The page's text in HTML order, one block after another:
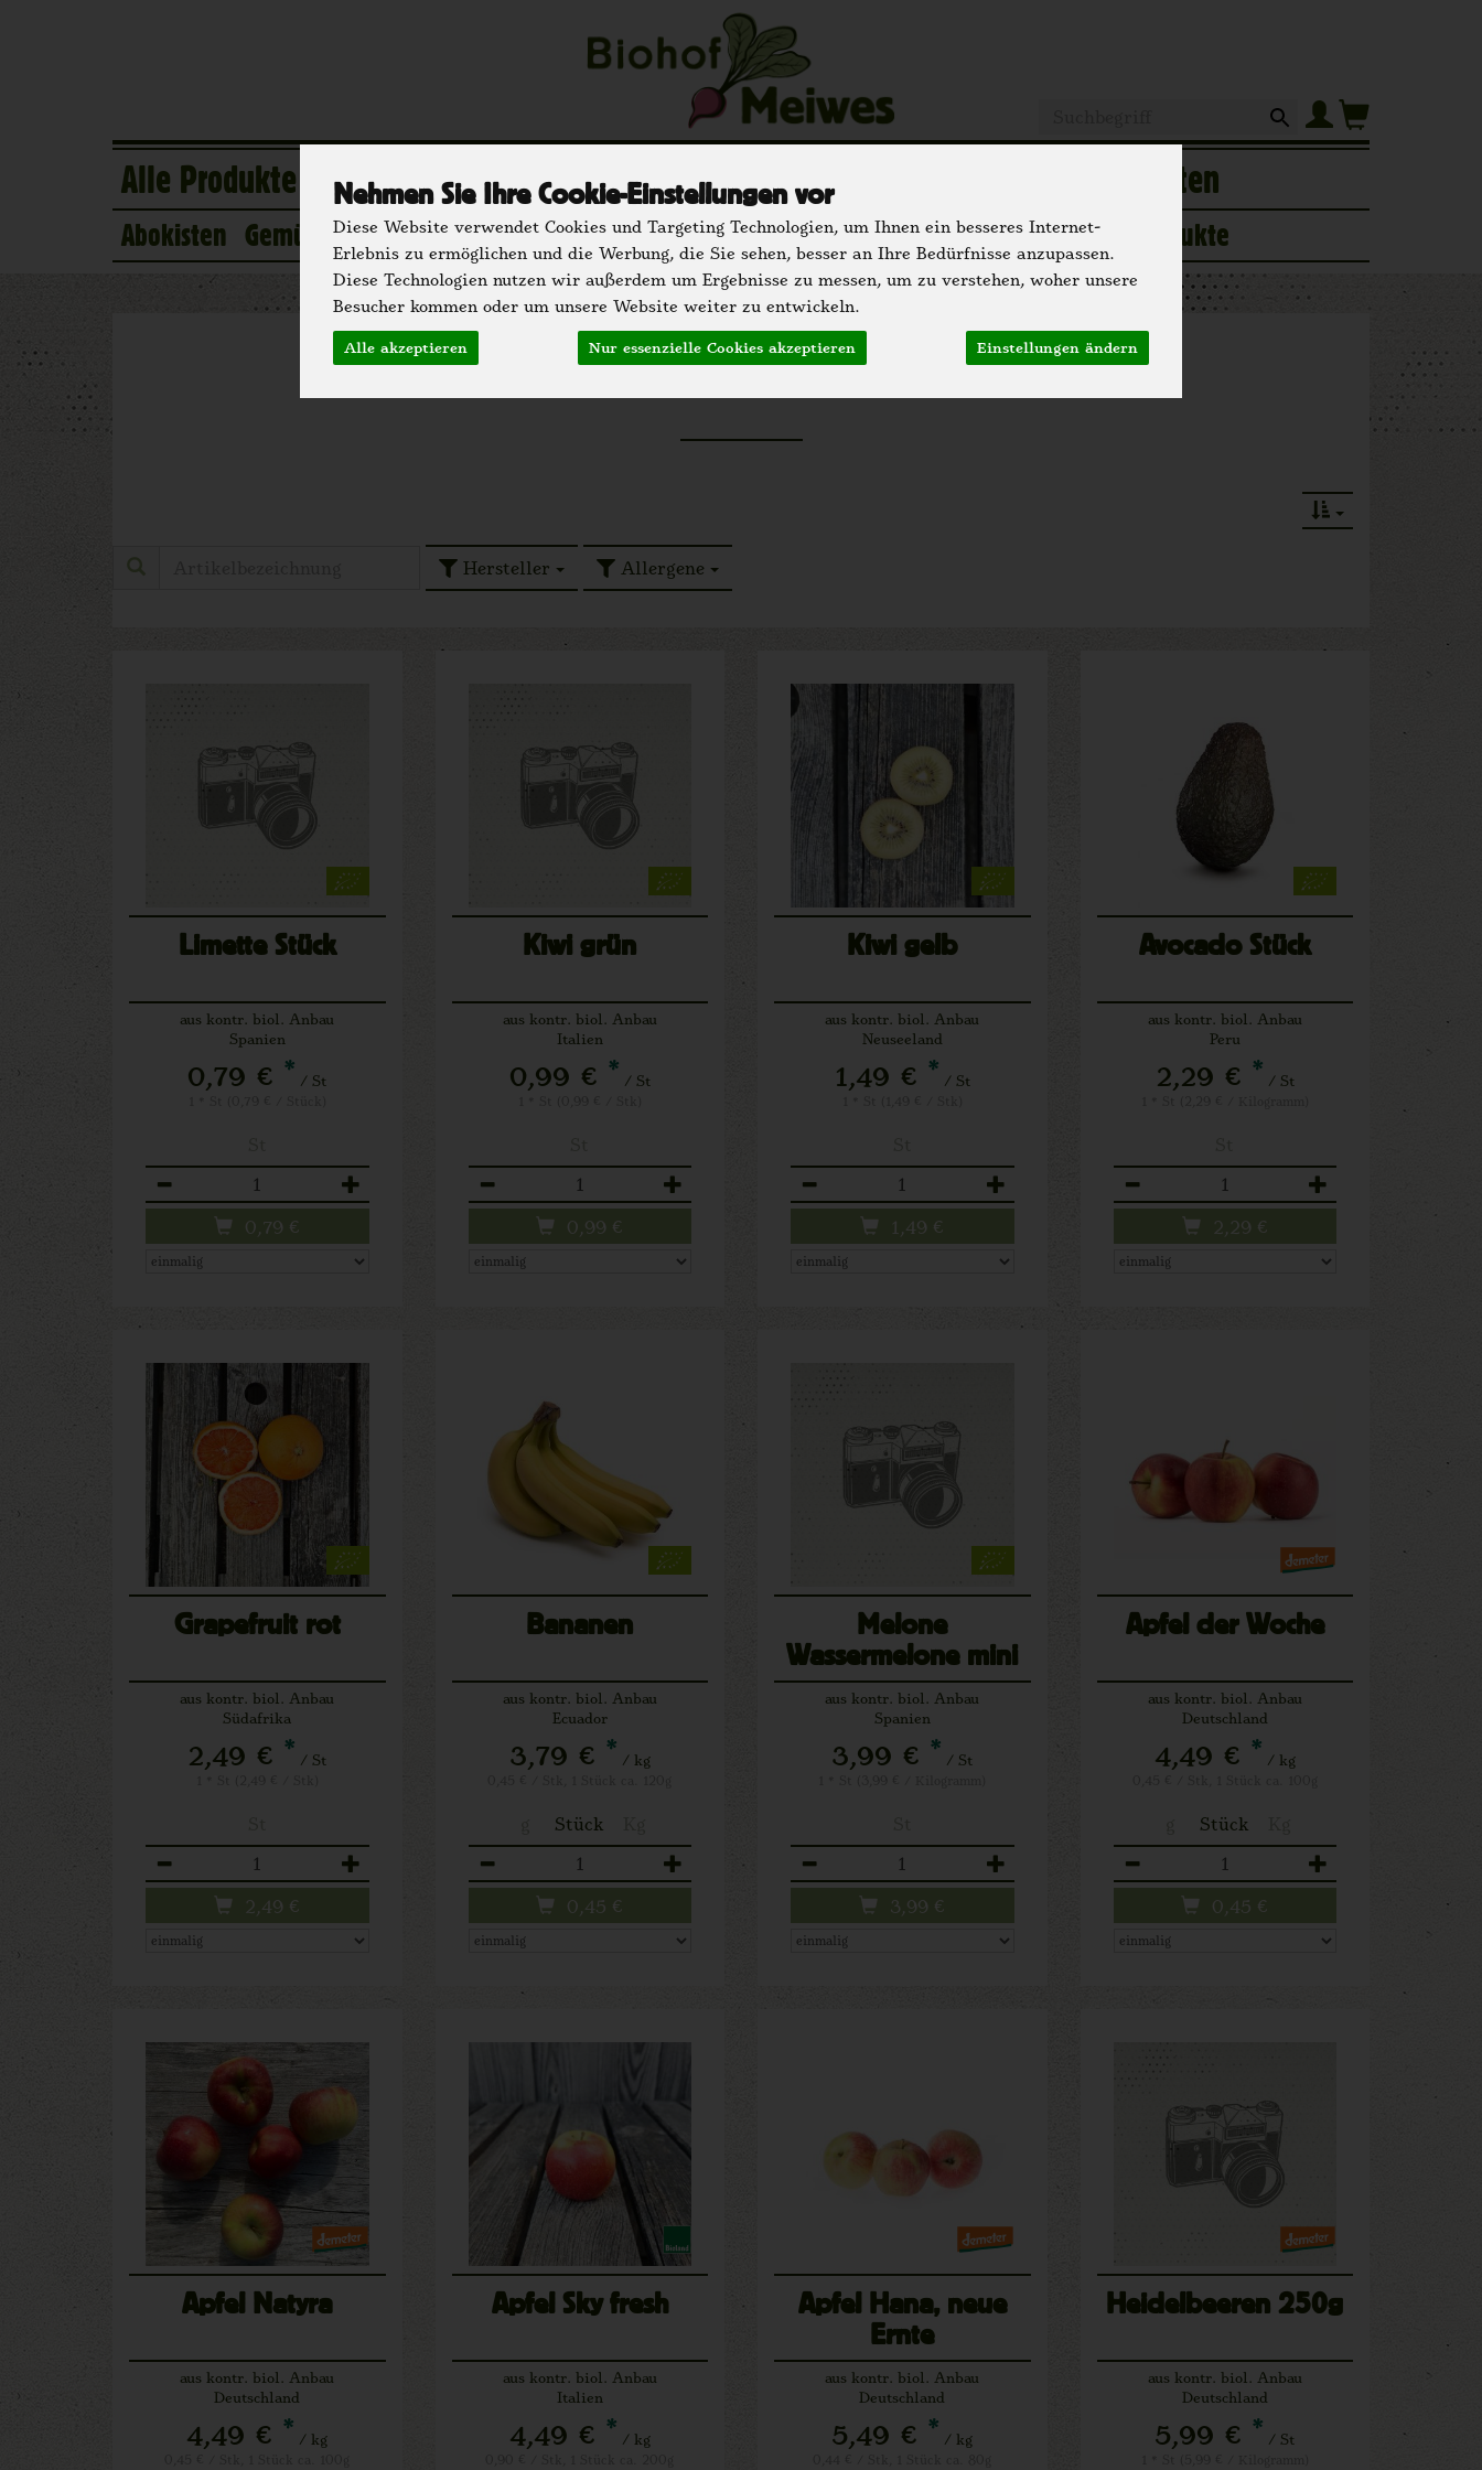
Nehmen Sie Ihre Cookie-Einstellungen vor
Diese Website verwendet Cookies und Targeting Technologien, um Ihnen ein besseres Internet-
Erlebnis zu ermöglichen und die Werbung, die Sie sehen, besser an Ihre Bedürfnisse anzupassen.
Diese Technologien nutzen wir außerdem um Ergebnisse zu messen, um zu verstehen, woher unsere
Besucher kommen oder um unsere Website weiter zu entwickeln.
Alle akzeptieren Nur essenzielle Cookies akzeptieren Einstellungen ändern
Abokisten Gemüse Obst Kühlschrank Speisekammer Getränke Bäckerei Drogerie Neue Produkte
Alle Produkte Eigener Anbau Regionale Partner Einkaufen Hofgeschichten
Obst
Hersteller Allergene
Limette Stück
aus kontr. biol. Anbau
Spanien
0,79 € * / St
Anzahl
0,79 €
Kiwi grün
aus kontr. biol. Anbau
Italien
0,99 € * / St
Anzahl
0,99 €
Kiwi gelb
aus kontr. biol. Anbau
Neuseeland
1,49 € * / St
Anzahl
1,49 €
Avocado Stück
aus kontr. biol. Anbau
Peru
2,29 € * / St
Anzahl
2,29 €
Grapefruit rot
aus kontr. biol. Anbau
Südafrika
2,49 € * / St
Anzahl
2,49 €
Bananen
aus kontr. biol. Anbau
Ecuador
3,79 € * / kg
Stück
Anzahl
0,45 €
Melone
Wassermelone mini
aus kontr. biol. Anbau
Spanien
3,99 € * / St
Anzahl
3,99 €
Apfel der Woche
aus kontr. biol. Anbau
Deutschland
4,49 € * / kg
Stück
Anzahl
0,45 €
Apfel Natyra
aus kontr. biol. Anbau
Deutschland
4,49 € * / kg
Apfel Sky fresh
aus kontr. biol. Anbau
Italien
4,49 € * / kg
Apfel Hana, neue
Ernte
aus kontr. biol. Anbau
Deutschland
5,49 € * / kg
Heidelbeeren 250g
aus kontr. biol. Anbau
Deutschland
5,99 € * / St